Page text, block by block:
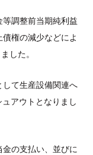
調整前当期純利益
権の減少などによ
した。
て生産設備関連へ
アウトとなりまし
の支払い、並びに